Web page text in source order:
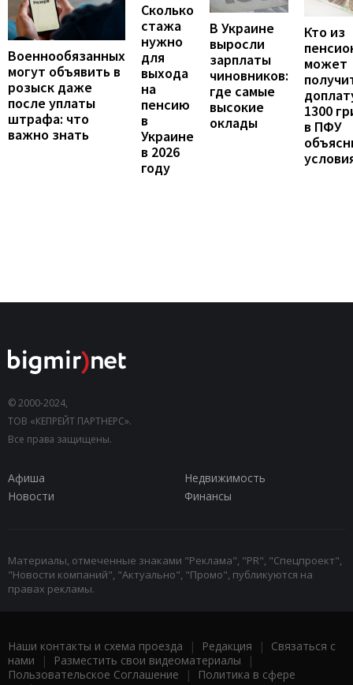
Военнообязанных
могут объявить в
розыск даже
после уплаты
штрафа: что
важно знать
Сколько
стажа
нужно
для
выхода
на
пенсию
в
Украине
в 2026
году
В Украине
выросли
зарплаты
чиновников:
где самые
высокие
оклады
Кто из
может
1300
в ПФУ
© 2000-2024,
ТОВ «КЕПРЕЙТ ПАРТНЕРС».
Все права защищены.
Афиша
Недвижимость
Новости
Финансы
Материалы, отмеченные знаками "Реклама", "PR", "Спецпроект",
"Новости компаний", "Актуально", "Промо", публикуются на
правах рекламы.
Наши контакты и схема проезда | Редакция | Связаться с
нами | Разместить свои видеоматериалы |
Пользовательское Соглашение |
Политика в сфере